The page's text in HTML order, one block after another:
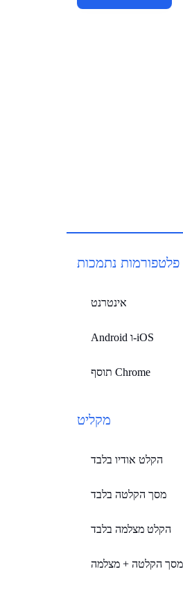
פלטפורמות נתמכות
אינטרנט
Android ו-iOS
תוסף Chrome
מקליט
הקלט אודיו בלבד
מסך הקלטה בלבד
הקלט מצלמה בלבד
מסך הקלטה + מצלמה